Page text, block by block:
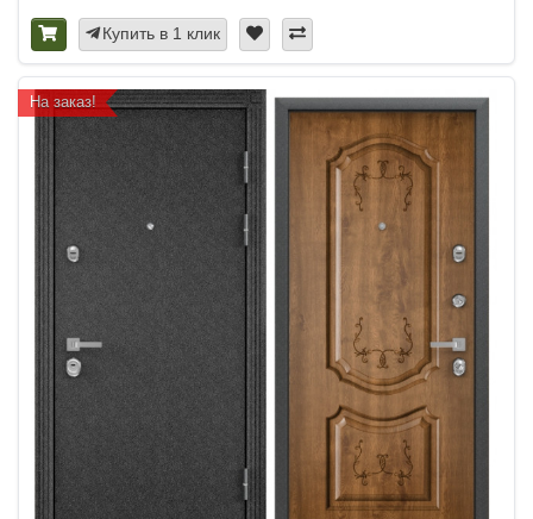
Купить в 1 клик
На заказ!